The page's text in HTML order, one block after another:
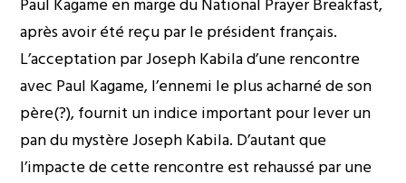
après avoir été reçu par le président français.
L’acceptation par Joseph Kabila d’une rencontre
avec Paul Kagame, l’ennemi le plus acharné de son
père(?), fournit un indice important pour lever un
pan du mystère Joseph Kabila. D’autant que
l’impacte de cette rencontre est rehaussé par une